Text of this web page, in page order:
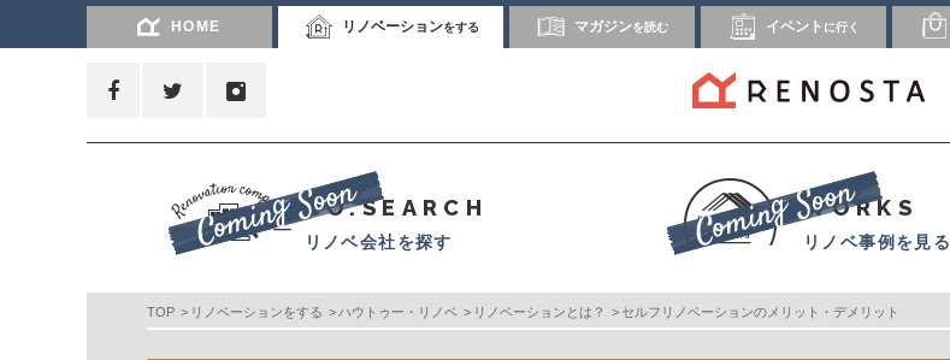
HOME リノベーションをする マガジンを読む イベント に行く
CO.SEARCH
リノベ会社を探す
WORKS
リノベ事例を見る
TOP リノベーションをする ハウトゥー・リノベ リノベーションとは？ セルフリノベーションのメリット・デメリット